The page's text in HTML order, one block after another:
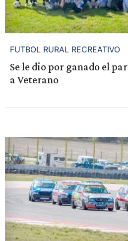
FUTBOL RURAL RECREATIVO
Se le dio por ganado el
a Veterano